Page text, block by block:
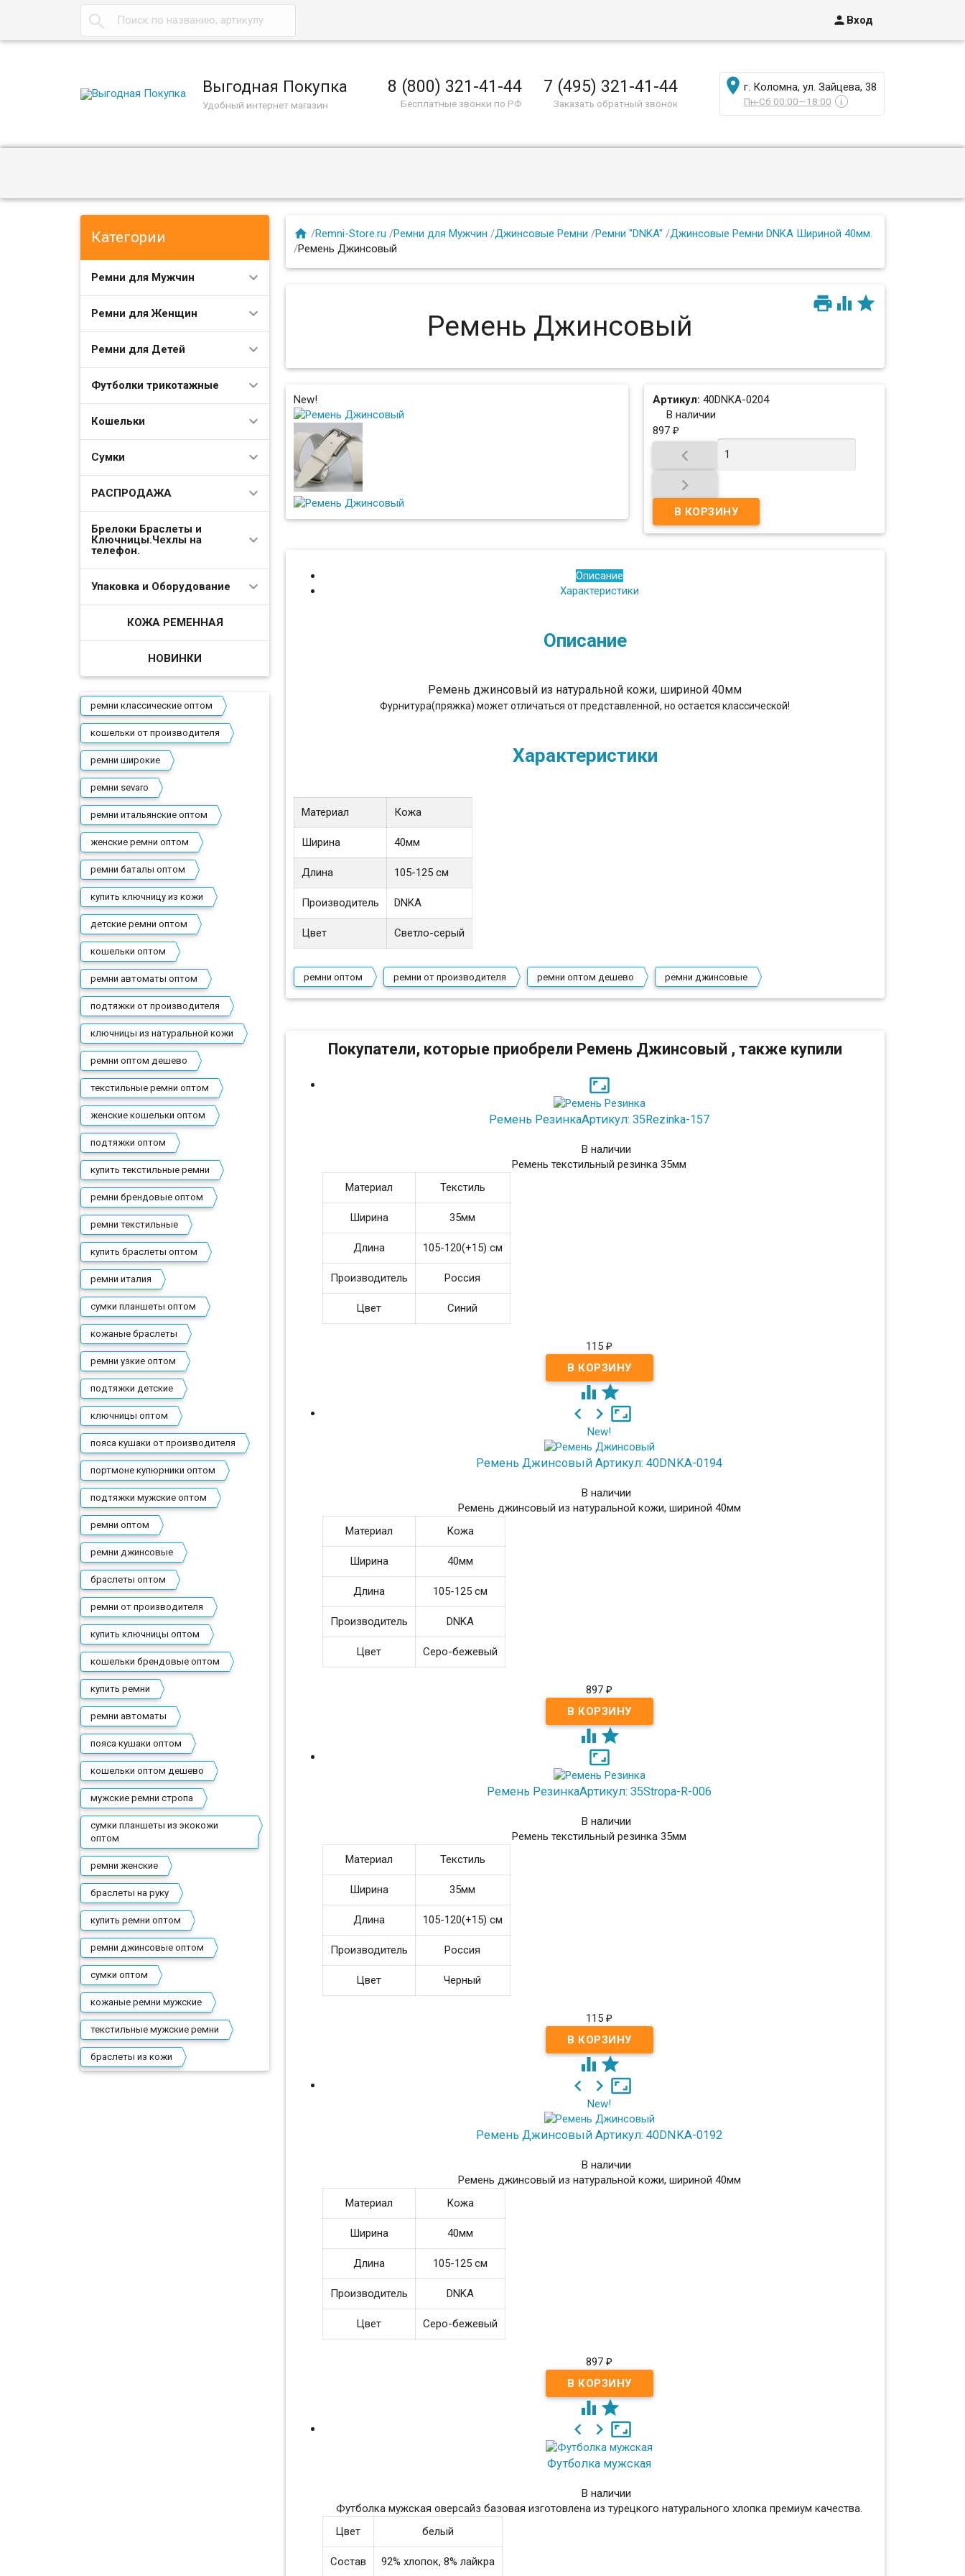
  Вход
Выгодная Покупка
Удобный интернет магазин
8 (800) 321-41-44
Бесплатные звонки по РФ
7 (495) 321-41-44
Заказать обратный звонок
 г. Коломна, ул. Зайцева, 38
Пн-Сб 00:00—18:00 i
Категории
Ремни для Мужчин
Ремни для Женщин
Ремни для Детей
Футболки трикотажные
Кошельки
Сумки
РАСПРОДАЖА
Брелоки Браслеты и
Ключницы.Чехлы на
телефон.
Упаковка и Оборудование
КОЖА РЕМЕННАЯ
НОВИНКИ
ремни классические оптом
кошельки от производителя
ремни широкие
ремни sevaro
ремни итальянские оптом
женские ремни оптом
ремни баталы оптом
купить ключницу из кожи
детские ремни оптом
кошельки оптом
ремни автоматы оптом
подтяжки от производителя
ключницы из натуральной кожи
ремни оптом дешево
текстильные ремни оптом
женские кошельки оптом
подтяжки оптом
купить текстильные ремни
ремни брендовые оптом
ремни текстильные
купить браслеты оптом
ремни италия
сумки планшеты оптом
кожаные браслеты
ремни узкие оптом
подтяжки детские
ключницы оптом
пояса кушаки от производителя
портмоне купюрники оптом
подтяжки мужские оптом
ремни оптом
ремни джинсовые
браслеты оптом
ремни от производителя
купить ключницы оптом
кошельки брендовые оптом
купить ремни
ремни автоматы
пояса кушаки оптом
кошельки оптом дешево
мужские ремни стропа
сумки планшеты из экокожи
оптом
ремни женские
браслеты на руку
купить ремни оптом
ремни джинсовые оптом
сумки оптом
кожаные ремни мужские
текстильные мужские ремни
браслеты из кожи
 /Remni-Store.ru /Ремни для Мужчин /Джинсовые Ремни /Ремни "DNKA" /Джинсовые Ремни DNKA Шириной 40мм.
/Ремень Джинсовый
  
Ремень Джинсовый
Артикул: 40DNKA-0204
В наличии
897 ₽


New!
Описание
Характеристики
Описание
Ремень джинсовый из натуральной кожи, шириной 40мм
Фурнитура(пряжка) может отличаться от представленной, но остается классической!
Характеристики
Материал Кожа
Ширина 40мм
Длина 105-125 см
Производитель DNKA
Цвет Светло-серый
ремни оптом ремни от производителя ремни оптом дешево ремни джинсовые
Покупатели, которые приобрели Ремень Джинсовый , также купили

Ремень РезинкаАртикул: 35Rezinka-157
В наличии
Ремень текстильный резинка 35мм
Материал
Текстиль
Ширина 35мм
Длина 105-120(+15) см
Производитель Россия
Цвет Синий
115₽
 

 
New!
Ремень ДжинсовыйАртикул: 40DNKA-0194
В наличии
Ремень джинсовый из натуральной кожи, шириной 40мм
Материал
Кожа
Ширина 40мм
Длина 105-125 см
Производитель DNKA
Цвет Серо-бежевый
897₽
 

Ремень РезинкаАртикул: 35Stropa-R-006
В наличии
Ремень текстильный резинка 35мм
Материал
Текстиль
Ширина 35мм
Длина 105-120(+15) см
Производитель Россия
Цвет Черный
115₽
 

 
New!
Ремень ДжинсовыйАртикул: 40DNKA-0192
В наличии
Ремень джинсовый из натуральной кожи, шириной 40мм
Материал
Кожа
Ширина 40мм
Длина 105-125 см
Производитель DNKA
Цвет Серо-бежевый
897₽
 

 
Футболка мужская
В наличии
Футболка мужская оверсайз базовая изготовлена из турецкого натурального хлопка премиум качества.
Цвет
белый
Состав 92% хлопок, 8% лайкра